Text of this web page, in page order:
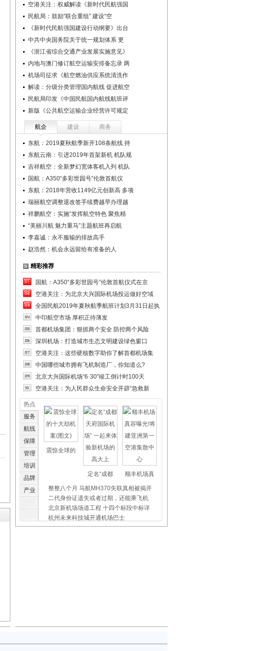
空港关注：权威解读《新时代民航强国
民航局：鼓励“联合重组” 建设“空
《新时代民航强国建设行动纲要》出台
中共中央国务院关于统一规划体系 更
《浙江省综合交通产业发展实施意见》
内地与澳门修订航空运输安排备忘录 两
机场司征求《航空燃油供应系统清洗作
解读：分级分类管理国内航线 促进航空
民航局印发《中国民航国内航线航班评
新版《公共航空运输企业经营许可规定
航企 建设 商务
东航：2019夏秋航季新开108条航线 持
东航云南：引进2019年首架新机 机队规
吉祥航空：全新梦幻宽体客机入列 机队
国航：A350“多彩世园号”伦敦首航仪
东航：2018年营收1149亿元创新高 多项
瑞丽航空调整退改签手续费越早办理越
祥鹏航空：实施“发挥航空特色 聚焦精
“美丽川航 魅力重马”主题航班再启航
李嘉诚：永不服输的排故高手
赵浩然：机会永远留给有准备的人
精彩推荐
国航：A350“多彩世园号”伦敦首航仪式在京
空港关注：为北京大兴国际机场投运做好空域
全国民航2019年夏秋航季航班计划3月31日起执
中印航空市场 厚积正待薄发
首都机场集团：狠抓两个安全 防控两个风险
深圳机场：打造城市生态文明建设绿色窗口
空港关注：这些硬核数字助你了解首都机场集
中国哪些城市拥有飞机制造厂，你知道么?
北京大兴国际机场“6·30”竣工倒计时100天
空港关注：为人民群众生命安全开辟“急救新
热点
服务
航线
保障
管理
培训
品牌
产业
震惊全球的
定名“成都 顺丰机场真
整整八个月 马航MH370失联真相被揭开
二代身份证遗失或者过期，还能乘飞机
北京新机场场道工程 十四个标段中标详
杭州未来科技城开通机场巴士
上海虹桥、浦东机场外币兑换点位置介
延吉机场：开通龙井城市候机楼 首位